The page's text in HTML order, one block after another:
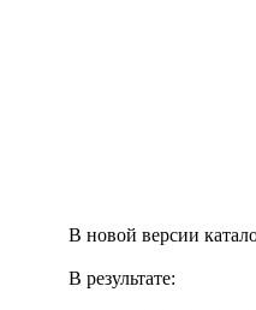
В новой версии
В результате: